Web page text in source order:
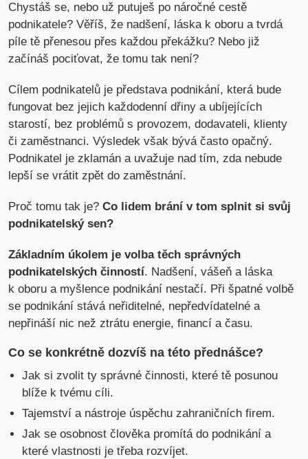
Chystáš se, nebo už putuješ po náročné cestě
podnikatele? Věříš, že nadšení, láska k oboru a tvrdá
píle tě přenesou přes každou překážku? Nebo již
začínáš pociťovat, že tomu tak není?
Cílem podnikatelů je představa podnikání, která bude
fungovat bez jejich každodenní dřiny a ubíjejících
starostí, bez problémů s provozem, dodavateli, klienty
či zaměstnanci. Výsledek však bývá často opačný.
Podnikatel je zklamán a uvažuje nad tím, zda nebude
lepší se vrátit zpět do zaměstnání.
Proč tomu tak je?Co lidem brání v tom splnit si svůj
podnikatelský sen?
Základním úkolem je volba těch správných
podnikatelských činností. Nadšení, vášeň a láska
k oboru a myšlence podnikání nestačí. Při špatné volbě
se podnikání stává neřiditelné, nepředvídatelné a
nepřináší nic než ztrátu energie, financí a času.
Co se konkrétně dozvíš na této přednášce?
Jak si zvolit ty správné činnosti, které tě posunou
blíže k tvému cíli.
Tajemství a nástroje úspěchu zahraničních firem.
Jak se osobnost člověka promítá do podnikání a
které vlastnosti je třeba rozvíjet.